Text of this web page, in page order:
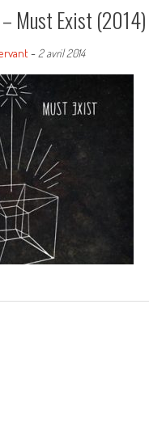
– Must Exist (2014)
- 2 avril 2014